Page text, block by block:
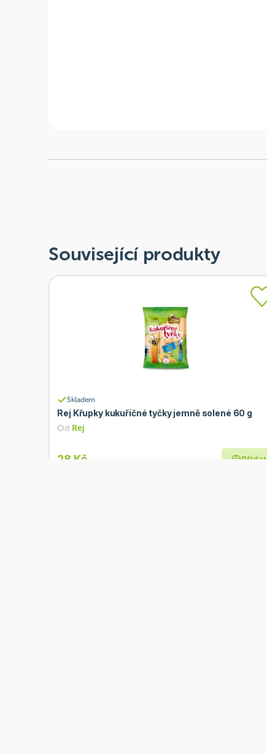
Související produkty
Skladem
Rej Křupky kukuřičné tyčky jemně solené 60 g
Od Rej
28 Kč Přidat